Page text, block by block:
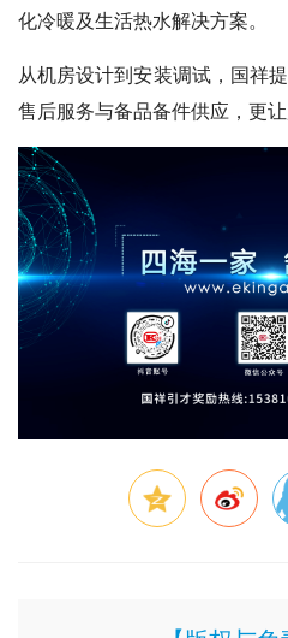
化冷暖及生活热水解决方案。
从机房设计到安装调试，国祥
售后服务与备品备件供应，更让